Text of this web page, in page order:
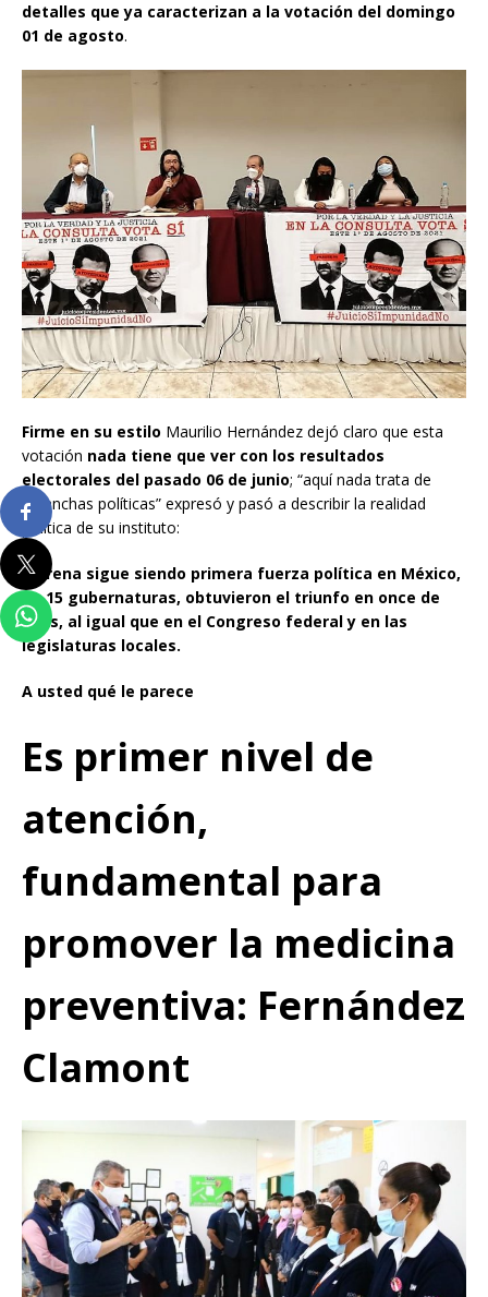
detalles que ya caracterizan a la votación del domingo
01 de agosto.
Firme en su estilo Maurilio Hernández dejó claro que esta
votación nada tiene que ver con los resultados
electorales del pasado 06 de junio; “aquí nada trata de
revanchas políticas” expresó y pasó a describir la realidad
política de su instituto:
Morena sigue siendo primera fuerza política en México,
de 15 gubernaturas, obtuvieron el triunfo en once de
ellas, al igual que en el Congreso federal y en las
legislaturas locales.
A usted qué le parece
Es primer nivel de
atención,
fundamental para
promover la medicina
preventiva: Fernández
Clamont